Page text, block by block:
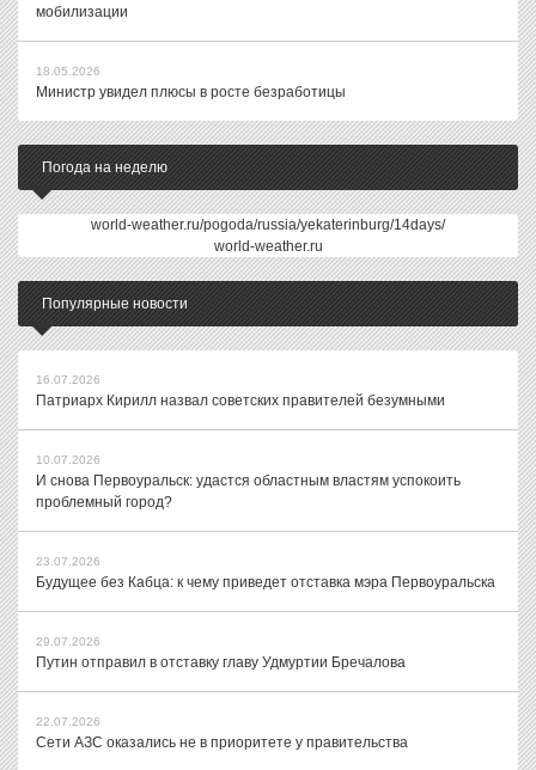
мобилизации
18.05.2026
Министр увидел плюсы в росте безработицы
Погода на неделю
world-weather.ru/pogoda/russia/yekaterinburg/14days/
world-weather.ru
Популярные новости
16.07.2026
Патриарх Кирилл назвал советских правителей безумными
10.07.2026
И снова Первоуральск: удастся областным властям успокоить
проблемный город?
23.07.2026
Будущее без Кабца: к чему приведет отставка мэра Первоуральска
29.07.2026
Путин отправил в отставку главу Удмуртии Бречалова
22.07.2026
Сети АЗС оказались не в приоритете у правительства